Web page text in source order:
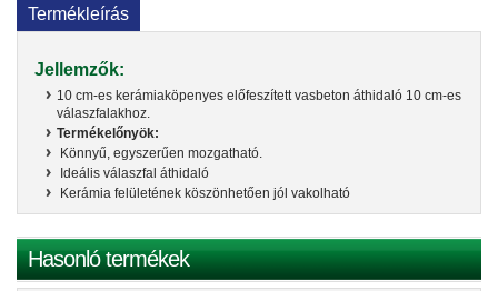
Termékleírás
Jellemzők:
10 cm-es kerámiaköpenyes előfeszített vasbeton áthidaló 10 cm-es
válaszfalakhoz.
Termékelőnyök:
Könnyű, egyszerűen mozgatható.
Ideális válaszfal áthidaló
Kerámia felületének köszönhetően jól vakolható
Hasonló termékek